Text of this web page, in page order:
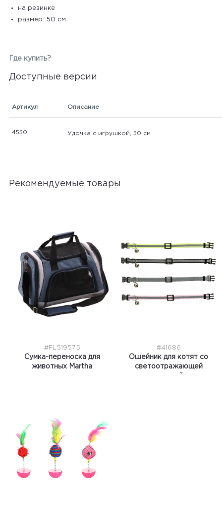
на резинке
размер: 50 см
Где купить?
Доступные версии
Артикул Описание
4550 Удочка с игрушкой, 50 см
Рекомендуемые товары
#FL519575
Сумка-переноска для
животных Martha
#41686
Ошейник для котят со
светоотражающей